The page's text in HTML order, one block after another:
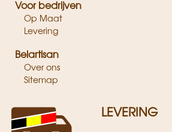
Voor bedrijven
Op Maat
Levering
Belartisan
Over ons
Sitemap
LEVERING